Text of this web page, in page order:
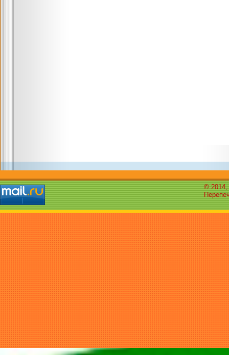
© 2014,